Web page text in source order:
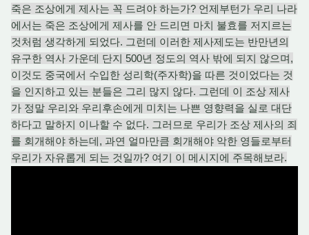
죽은 조상에게 제사는 꼭 드려야 하는가? 언제부턴가 우리 나라
에서는 죽은 조상에게 제사를 안 드리면 마치 불효를 저지르는
것처럼 생각하게 되었다. 그런데 이러한 제사제도는 반만년의
유구한 역사 가운데 단지 500년 정도의 역사 밖에 되지 않으며,
이것도 중국에서 수입한 성리학(주자학)을 따른 것이었다는 것
을 인지하고 있는 분들은 그리 많지 않다. 그런데 이 조상 제사
가 정말 우리와 우리후손에게 미치는 나쁜 영향력을 실로 대단
하다고 말하지 이나할 수 없다. 그러므로 우리가 조상 제사의 죄
를 회개해야 하는데, 과연 얼마만큼 회개해야 악한 영들로부터
우리가 자유롭게 되는 것일까? 여기 이 메시지에 주목해보라.